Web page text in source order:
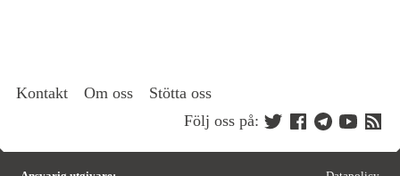
Kontakt Om oss
Stötta oss
Följ oss på: